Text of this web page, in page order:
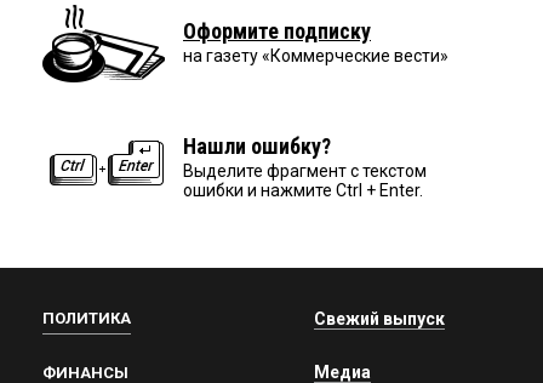
Оформите подписку
на газету «Коммерческие вести»
Нашли ошибку?
Выделите фрагмент с текстом
ошибки и нажмите Ctrl + Enter.
ПОЛИТИКА
ФИНАНСЫ
Свежий выпуск
Медиа